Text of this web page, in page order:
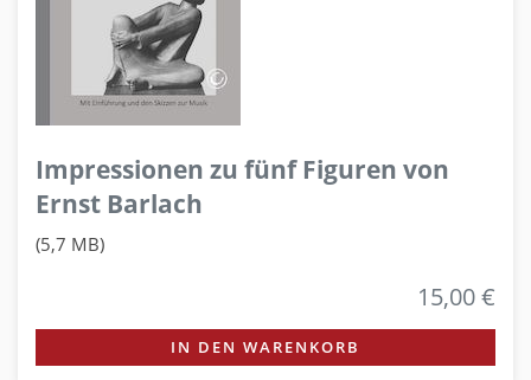
Impressionen zu fünf Figuren von
Ernst Barlach
(5,7 MB)
15,00 €
IN DEN WARENKORB